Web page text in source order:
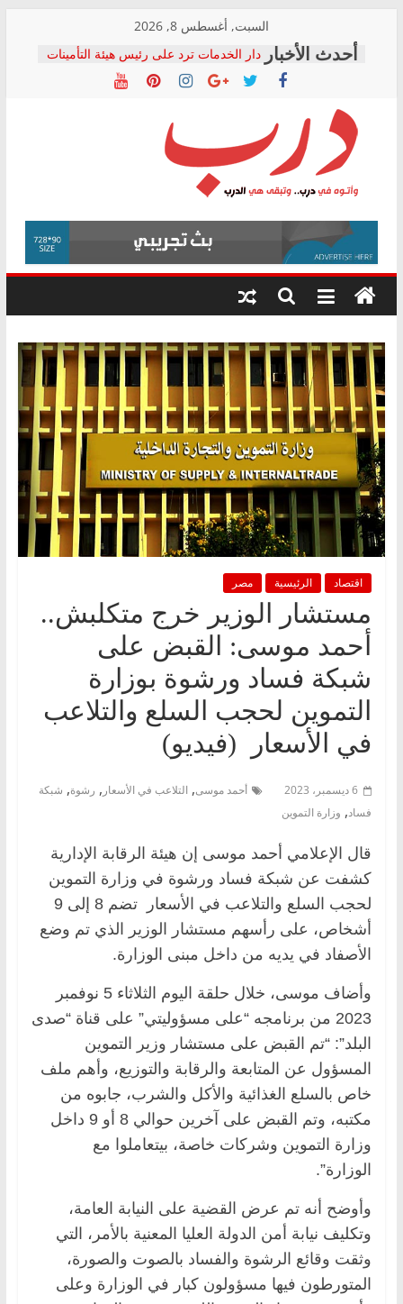
content
السبت, أغسطس 8, 2026
دار الخدمات ترد على رئيس هيئة التأمينات
بعد مؤتمره الصحفي: إنكار الأزمة لا ينهي
معاناة أصحاب المعاشات.. ونطالب بكشف
فرحات سليمان يكتب: القطاع الصحي إلى
أين؟
حزب التحالف الشعبي يطلق لجنة “الحق
في الصحة” بالإسكندرية لرصد الانتهاكات
ودعم المرضى
الوزاري لمدينة الصحفيين.. وانتهاء أعمال
إنشاء المبنى الإداري
المجلس القومي لحقوق الإنسان يعلن
متابعة قضية الدكتور محمد زهران.. ويؤكد:
قرينة البراءة وضمانات المحاكمة العادلة
درب
وأتوه
درب..
وتبقى
هي
اقتصاد الرئيسية مصر
مستشار الوزير خرج متكلبش..
أحمد موسى: القبض على
شبكة فساد ورشوة بوزارة
التموين لحجب السلع والتلاعب
في الأسعار (فيديو)
6 ديسمبر، 2023 أحمد موسى, التلاعب في الأسعار , رشوة, شبكة
فساد, وزارة التموين
قال الإعلامي أحمد موسى إن هيئة الرقابة الإدارية
كشفت عن شبكة فساد ورشوة في وزارة التموين
لحجب السلع والتلاعب في الأسعار تضم 8 إلى 9
أشخاص، على رأسهم مستشار الوزير الذي تم وضع
الأصفاد في يديه من داخل مبنى الوزارة.
وأضاف موسى، خلال حلقة اليوم الثلاثاء 5 نوفمبر
2023 من برنامجه “على مسؤوليتي” على قناة “صدى
البلد”: “تم القبض على مستشار وزير التموين
المسؤول عن المتابعة والرقابة والتوزيع، وأهم ملف
خاص بالسلع الغذائية والأكل والشرب، جابوه من
مكتبه، وتم القبض على آخرين حوالي 8 أو 9 داخل
وزارة التموين وشركات خاصة، بيتعاملوا مع
الوزارة”.
وأوضح أنه تم عرض القضية على النيابة العامة،
وتكليف نيابة أمن الدولة العليا المعنية بالأمر، التي
وثقت وقائع الرشوة والفساد بالصوت والصورة،
المتورطون فيها مسؤولون كبار في الوزارة وعلى